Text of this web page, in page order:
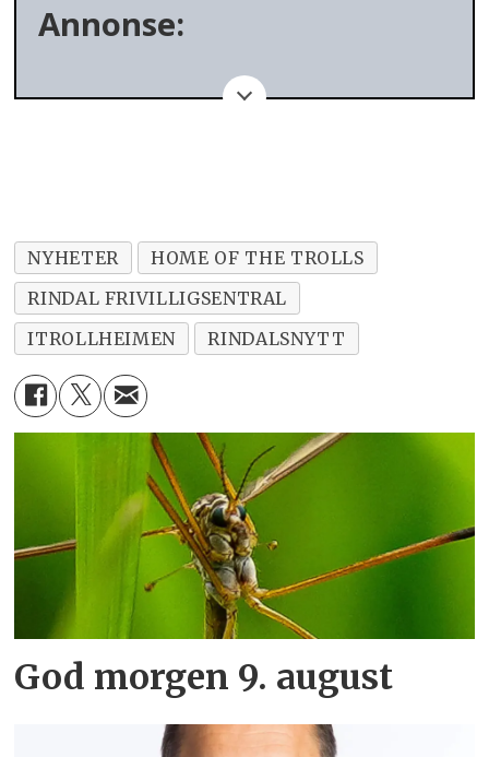
Annonse:
NYHETER
HOME OF THE TROLLS
RINDAL FRIVILLIGSENTRAL
ITROLLHEIMEN
RINDALSNYTT
God morgen 9. august